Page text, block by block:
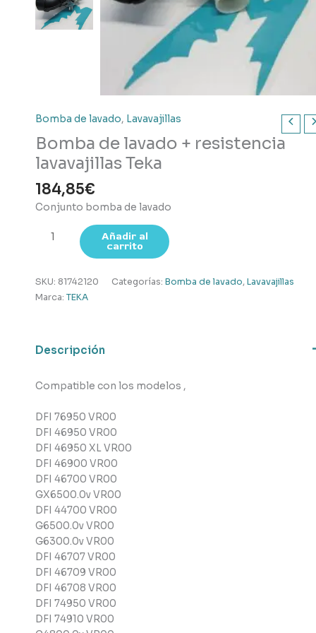
Bomba de lavado, Lavavajillas
Bomba de lavado + resistencia
lavavajillas Teka
184,85€
Conjunto bomba de lavado
Bomba
+
resistencia
Añadir al
carrito
SKU: 81742120 Categorías: Bomba de lavado, Lavavajillas
Marca: TEKA
Descripción
Compatible con los modelos ,
DFI 76950 VR00
DFI 46950 VR00
DFI 46950 XL VR00
DFI 46900 VR00
DFI 46700 VR00
GX6500.0v VR00
DFI 44700 VR00
G6500.0v VR00
G6300.0v VR00
DFI 46707 VR00
DFI 46709 VR00
DFI 46708 VR00
DFI 74950 VR00
DFI 74910 VR00